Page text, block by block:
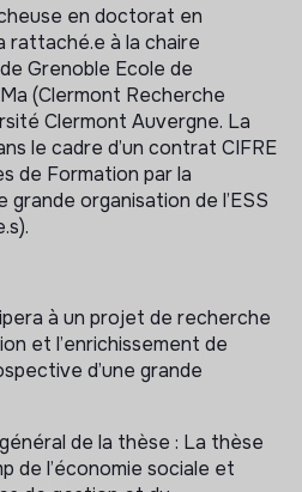
en doctorat en
rattaché.e à la chaire
Grenoble Ecole de
(Clermont Recherche
Clermont Auvergne. La
le cadre d’un contrat CIFRE
de Formation par la
grande organisation de l’ESS
à un projet de recherche
et l’enrichissement de
d’une grande
de la thèse : La thèse
de l’économie sociale et